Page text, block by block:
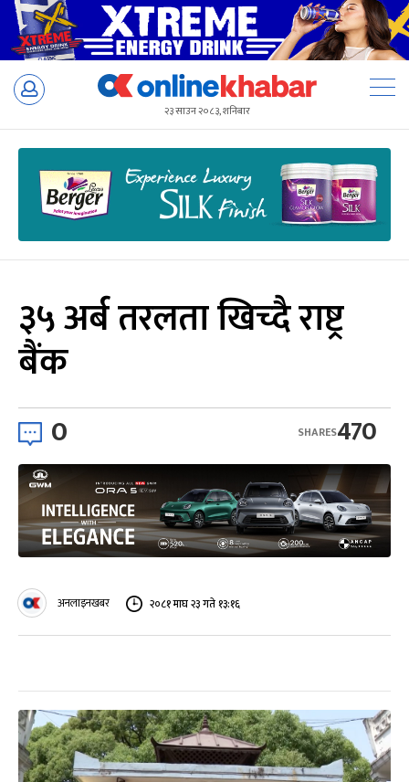
Skip
२३ साउन २०८३, शनिबार
३५ अर्ब तरलता खिच्दै राष्ट्र
बैंक
0 470
SHARES
अनलाइनखबर २०८१ माघ २३ गते १३:१६